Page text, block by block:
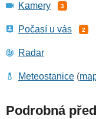
Kamery 3
Počasí u vás 2
Radar
Meteostanice (
Podrobná